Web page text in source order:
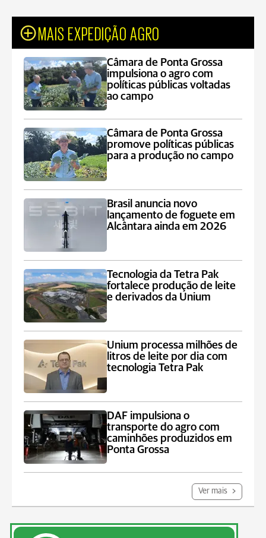
MAIS EXPEDIÇÃO AGRO
Câmara de Ponta Grossa
impulsiona o agro com
políticas públicas voltadas
ao campo
Câmara de Ponta Grossa
promove políticas públicas
para a produção no campo
Brasil anuncia novo
lançamento de foguete em
Alcântara ainda em 2026
Tecnologia da Tetra Pak
fortalece produção de leite
e derivados da Unium
Unium processa milhões de
litros de leite por dia com
tecnologia Tetra Pak
DAF impulsiona o
transporte do agro com
caminhões produzidos em
Ponta Grossa
Ver mais